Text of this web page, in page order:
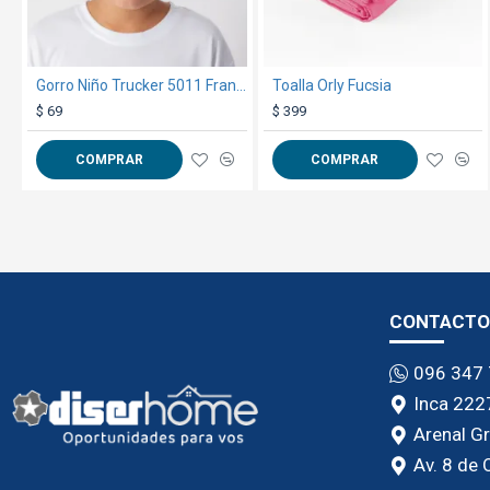
$ 69
COMPRAR
Toalla Orly Fucsia
$ 399
COMPRAR
CONTACTO
096 347
Inca
Arenal
Av. 8 de